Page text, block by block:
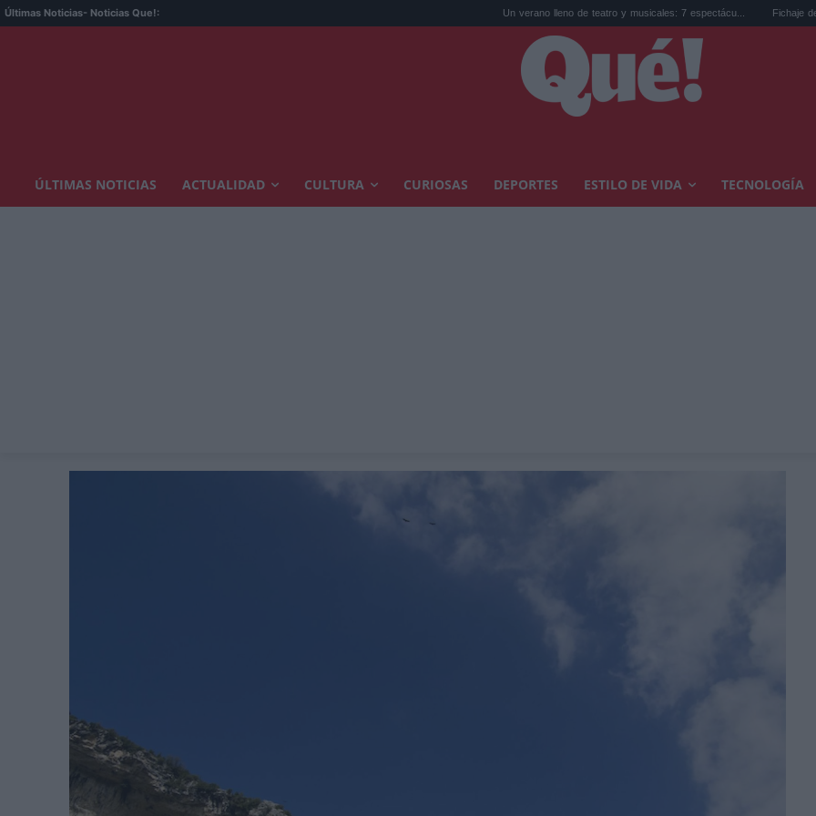
Últimas Noticias- Noticias Que!: Un verano lleno de teatro y musicales: 7 espectácu... Fichaje de Yan
ÚLTIMAS NOTICIAS ACTUALIDAD CULTURA CURIOSAS DEPORTES ESTILO DE VIDA TECNOLOGÍA